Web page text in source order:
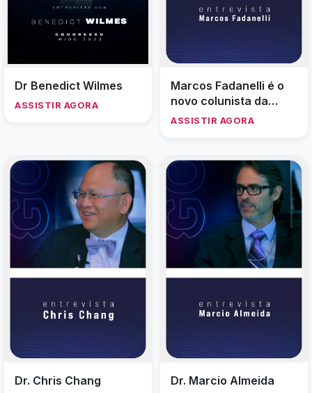
Dr Benedict Wilmes
ASSISTIR AGORA
Marcos Fadanelli é o
novo colunista da
JCDR
ASSISTIR AGORA
Dr. Chris Chang Dr. Marcio Almeida